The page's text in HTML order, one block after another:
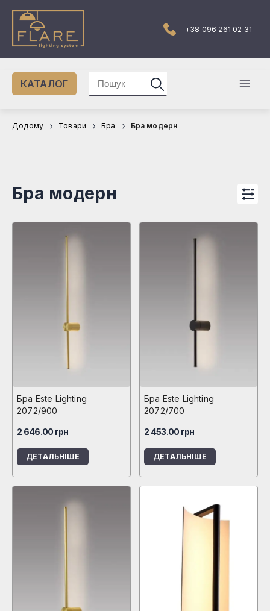
вмісту
+38 096 261 02 31
КАТАЛОГ
Шукати:
Додому Товари Бра Бра модерн
Бра модерн
Бра Este Lighting
2072/900
2 646.00 грн
ДЕТАЛЬНІШЕ
Бра Este Lighting
2072/700
2 453.00 грн
ДЕТАЛЬНІШЕ